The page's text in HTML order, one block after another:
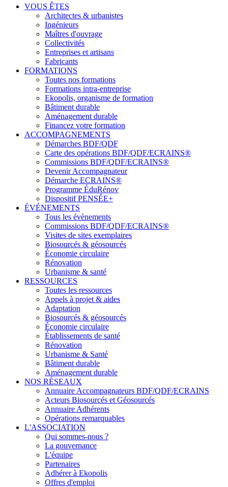
VOUS ÊTES
Architectes & urbanistes
Ingénieurs
Maîtres d'ouvrage
Collectivités
Entreprises et artisans
Fabricants
FORMATIONS
Toutes nos formations
Formations intra-entreprise
Ekopolis, organisme de formation
Bâtiment durable
Aménagement durable
Financez votre formation
ACCOMPAGNEMENTS
Démarches BDF/QDF
Carte des opérations BDF/QDF/ECRAINS®
Commissions BDF/QDF/ECRAINS®
Devenir Accompagnateur
Démarche ECRAINS®
Programme ÉduRénov
Dispositif PENSÉE+
ÉVÉNEMENTS
Tous les évènements
Commissions BDF/QDF/ECRAINS®
Visites de sites exemplaires
Biosourcés & géosourcés
Économie circulaire
Rénovation
Urbanisme & santé
RESSOURCES
Toutes les ressources
Appels à projet & aides
Adaptation
Biosourcés & géosourcés
Économie circulaire
Établissements de santé
Rénovation
Urbanisme & Santé
Bâtiment durable
Aménagement durable
NOS RÉSEAUX
Annuaire Accompagnateurs BDF/QDF/ECRAINS
Acteurs Biosourcés et Géosourcés
Annuaire Adhérents
Opérations remarquables
L'ASSOCIATION
Qui sommes-nous ?
La gouvernance
L'équipe
Partenaires
Adhérer à Ekopolis
Offres d'emploi